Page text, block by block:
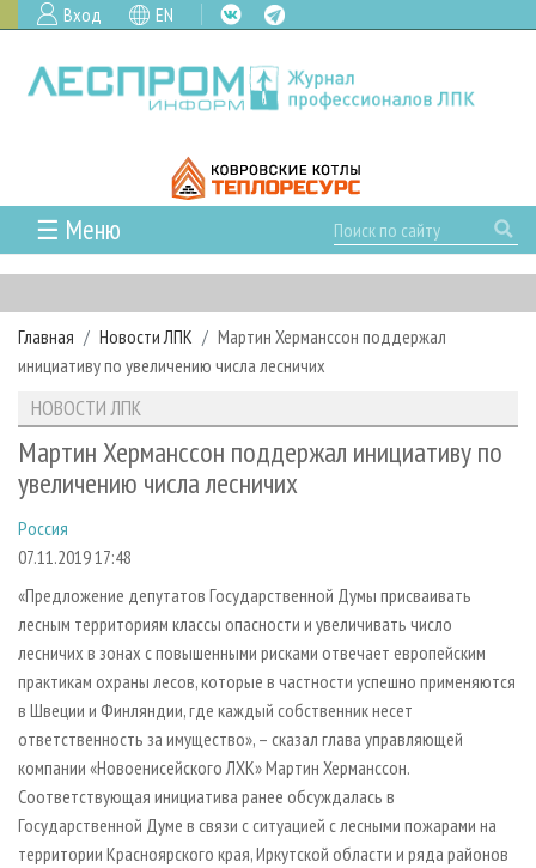
Вход EN
☰ Меню
ГЛАВНАЯ
РУБРИКИ И ТЕМЫ
РУБРИКИ ЖУРНАЛА
ЛЕСОЗАГОТОВКА
ЛЕСОПИЛЕНИЕ
СУШКА ДРЕВЕСИНЫ
ПРОИЗВОДСТВО ДРЕВЕСНЫХ ПЛИТ
ДЕРЕВЯННОЕ ДОМОСТРОЕНИЕ
БИОЭНЕРГЕТИКА
ЦБП
ИНСТРУМЕНТ И МАТЕРИАЛЫ
НОВОСТИ
НОВОСТИ ЛПК
НОВОСТИ ЖУРНАЛА
ПРОЕКТЫ ЛПИ
АНАЛИТИКА
ПРЕДПРИЯТИЯ ЛПК
ПЕРСОНЫ
МОБИЛЬНЫЕ ВЫСТАВКИ
ОФИЦИАЛЬНЫЕ ДЕЛЕГАЦИИ
ПРИОРИТЕТНЫЕ ИНВЕСТПРОЕКТЫ
RUSSIAN FORESTRY REVIEW
ГАЗЕТА ЛЕСПРОМФОРУМ
БИБЛИОТЕКА СПЕЦИАЛИСТА
АРХИВ
АРХИВ ЖУРНАЛОВ
О ЖУРНАЛЕ
КОНТАКТЫ
РЕКЛАМОДАТЕЛЯМ
РЕКЛАМА
РЕКЛАМА НА САЙТЕ
Главная Новости ЛПК
Мартин Херманссон поддержал
инициативу по увеличению числа лесничих
НОВОСТИ ЛПК
Мартин Херманссон поддержал инициативу по
увеличению числа лесничих
Россия
07.11.2019 17:48
«Предложение депутатов Государственной Думы присваивать
лесным территориям классы опасности и увеличивать число
лесничих в зонах с повышенными рисками отвечает европейским
практикам охраны лесов, которые в частности успешно применяются
в Швеции и Финляндии, где каждый собственник несет
ответственность за имущество», – сказал глава управляющей
компании «Новоенисейского ЛХК» Мартин Херманссон.
Соответствующая инициатива ранее обсуждалась в
Государственной Думе в связи с ситуацией с лесными пожарами на
территории Красноярского края, Иркутской области и ряда районов